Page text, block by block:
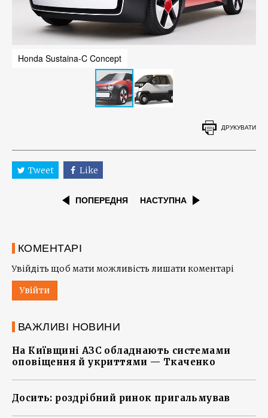
Honda Sustaina-C Concept
ДРУКУВАТИ
Tweet Like
ПОПЕРЕДНЯ НАСТУПНА
КОМЕНТАРІ
Увійдіть щоб мати можливість лишати коментарі
Увійти
ВАЖЛИВІ НОВИНИ
На Київщині АЗС обладнають системами
оповіщення й укриттями — Ткаченко
Досить: роздрібний ринок пригальмував